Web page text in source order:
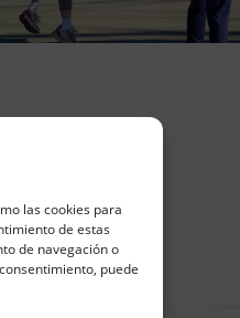
las cookies para
de estas
de navegación o
puede